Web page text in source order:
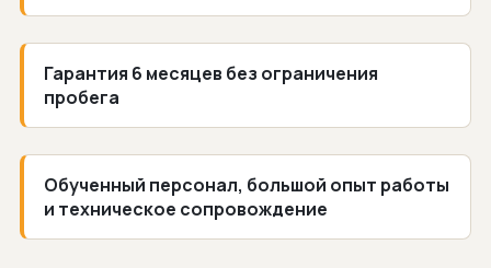
Гарантия 6 месяцев без ограничения
пробега
Обученный персонал, большой опыт работы
и техническое сопровождение